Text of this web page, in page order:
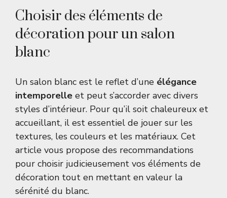
Choisir des éléments de
décoration pour un salon
blanc
Un salon blanc est le reflet d’une élégance
intemporelle et peut s’accorder avec divers
styles d’intérieur. Pour qu’il soit chaleureux et
accueillant, il est essentiel de jouer sur les
textures, les couleurs et les matériaux. Cet
article vous propose des recommandations
pour choisir judicieusement vos éléments de
décoration tout en mettant en valeur la
sérénité du blanc.